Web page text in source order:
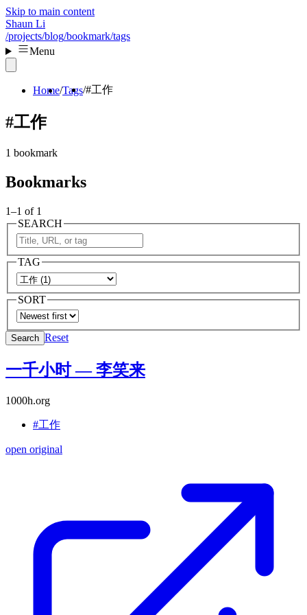
Skip to main content
Shaun Li
/projects/blog/bookmark/tags
Menu
Home Tags #工作
#工作
1 bookmark
Bookmarks
1–1 of 1
SEARCH
TAG
SORT
Search Reset
一千小时 — 李笑来
1000h.org
#工作
open original